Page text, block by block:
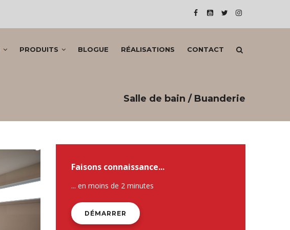
PRODUITS BLOGUE RÉALISATIONS CONTACT
Salle de bain / Buanderie
Faisons connaissance...
... en moins de 2 minutes
DÉMARRER